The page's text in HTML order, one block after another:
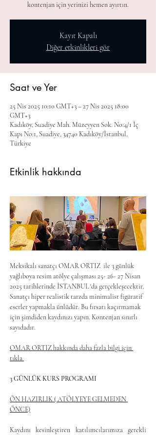
kontenjan için yerinizi hemen ayırtın.
Kayıt Kapalı
Diğer etkinlikleri gör
Saat ve Yer
25 Nis 2025 10:10 GMT+3 – 27 Nis 2025 18:00
GMT+3
Kadıköy, Suadiye Mah. Müzeyyen Sok. No:4/1 İç
Kapı No:1, Suadiye, 34740 Kadıköy/İstanbul,
Türkiye
Etkinlik hakkında
Meksikalı sanatçı OMAR ORTIZ  ile 3 günlük
yağlıboya resim atölye çalışması 25- 26- 27 Nisan
2025 tarihlerinde İSTANBUL 'da gerçekleşecektir.
Sanatçı hiper realistik tarzda minimalist figüratif
eserler yapmakla ünlüdür. Bu fırsatı kaçırmamak
için şimdiden kaydınızı yapın. Kontenjan sınırlı
sayıdadır.
OMAR ORTIZ hakkında daha fazla bilgi için
tıkla
3 GÜNLÜK KURS PROGRAMI
ÖN HAZIRLIK ( ATÖLYEYE GELMEDEN
ÖNCE)
Kaydını kesinleştiren katılımcılarımıza gerekli